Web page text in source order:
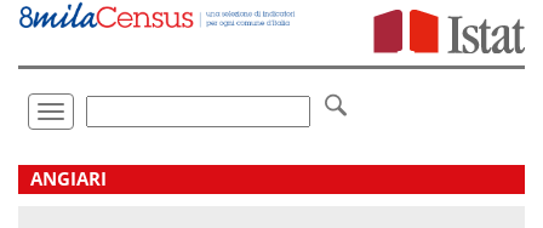
Vai
direttamente
Toggle
navigation
.
ANGIARI